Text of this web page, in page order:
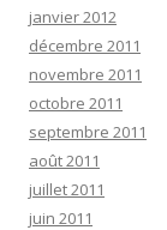
janvier 2012
décembre 2011
novembre 2011
octobre 2011
septembre 2011
août 2011
juillet 2011
juin 2011